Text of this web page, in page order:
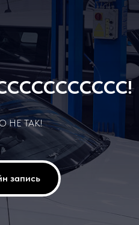
НЕ ТАК!
запись